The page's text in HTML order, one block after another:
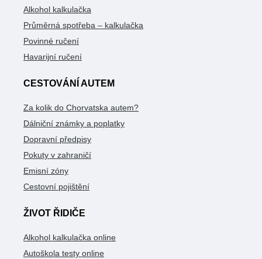
Alkohol kalkulačka
Průměrná spotřeba – kalkulačka
Povinné ručení
Havarijní ručení
CESTOVÁNÍ AUTEM
Za kolik do Chorvatska autem?
Dálniční známky a poplatky
Dopravní předpisy
Pokuty v zahraničí
Emisní zóny
Cestovní pojištění
ŽIVOT ŘIDIČE
Alkohol kalkulačka online
Autoškola testy online